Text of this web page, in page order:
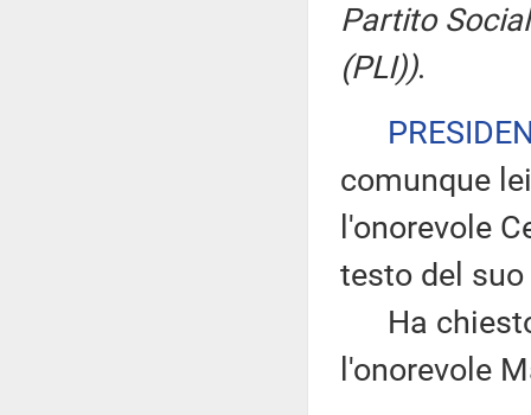
Partito
(PLI)).
comunque
l'onorevole
testo del
Ha chiesto
l'onorevole